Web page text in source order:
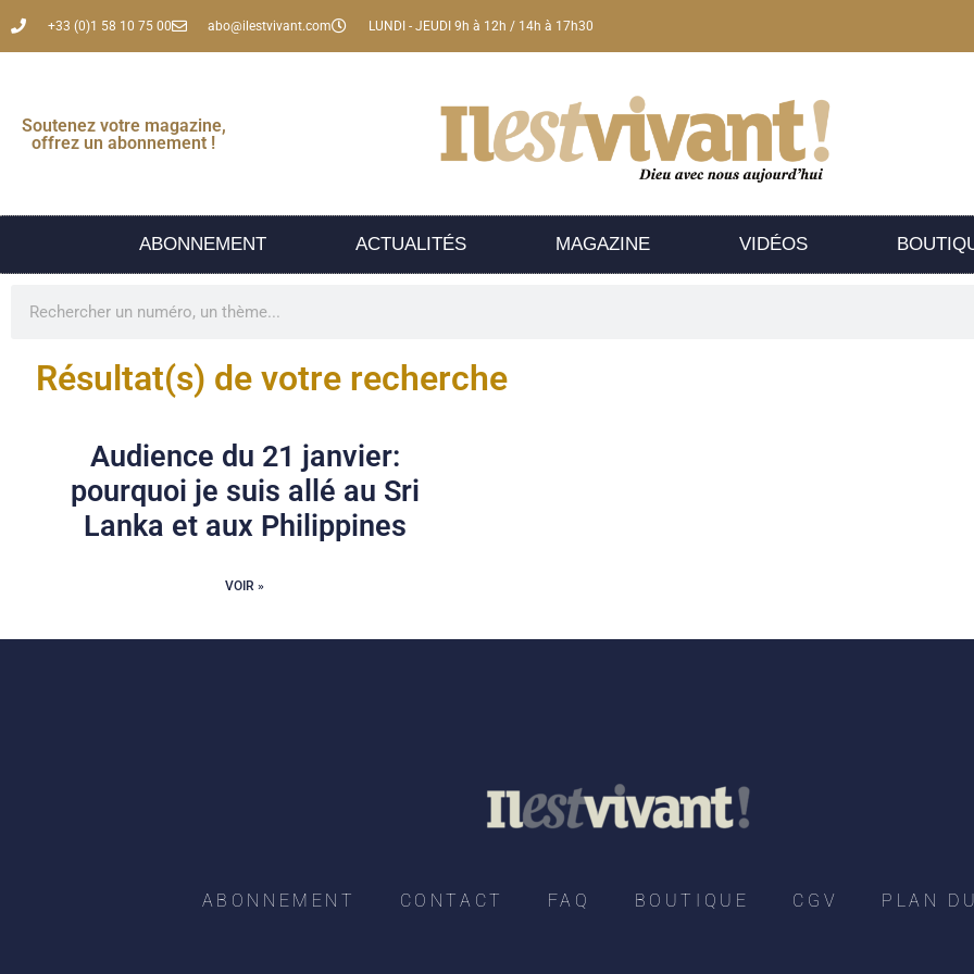
+33 (0)1 58 10 75 00 abo@ilestvivant.com LUNDI - JEUDI 9h à 12h / 14h à 17h30
Soutenez votre magazine,
offrez un abonnement !
ABONNEMENT ACTUALITÉS MAGAZINE VIDÉOS
Résultat(s) de votre recherche
Audience du 21 janvier:
pourquoi je suis allé au Sri
Lanka et aux Philippines
VOIR »
ABONNEMENT CONTACT FAQ BOUTIQUE CGV PLAN